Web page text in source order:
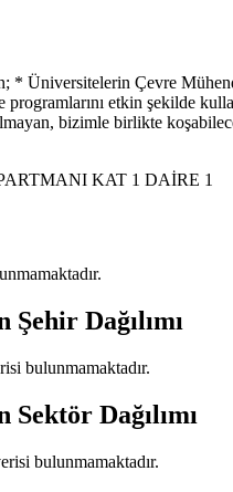
* Üniversitelerin Çevre
etkin şekilde
bizimle birlikte
KAT 1 DAİRE 1
Şehir Dağılımı
bulunmamaktadır.
Sektör Dağılımı
bulunmamaktadır.